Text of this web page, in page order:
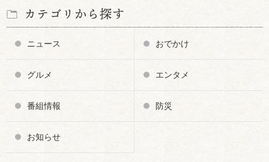
カテゴリから探す
ニュース おでかけ
グルメ エンタメ
番組情報 防災
お知らせ